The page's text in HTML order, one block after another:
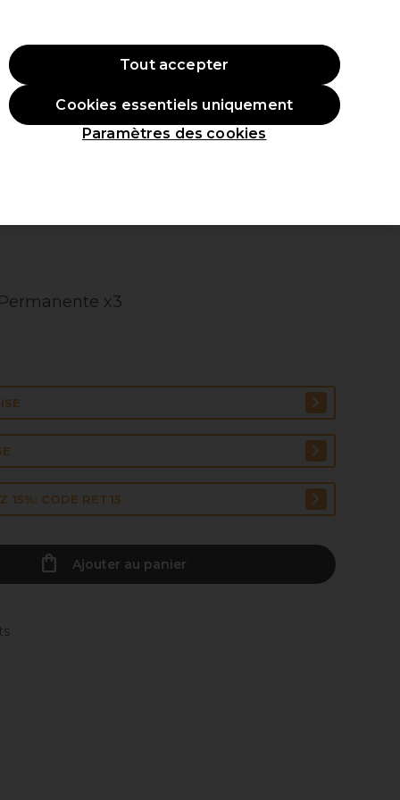
Se connecter
produits Inspirations Les Prix Professionnels
x3
15%: CODE RET15
Ajouter au panier
Paramètres des cookies
Cookies essentiels uniquement
Tout accepter